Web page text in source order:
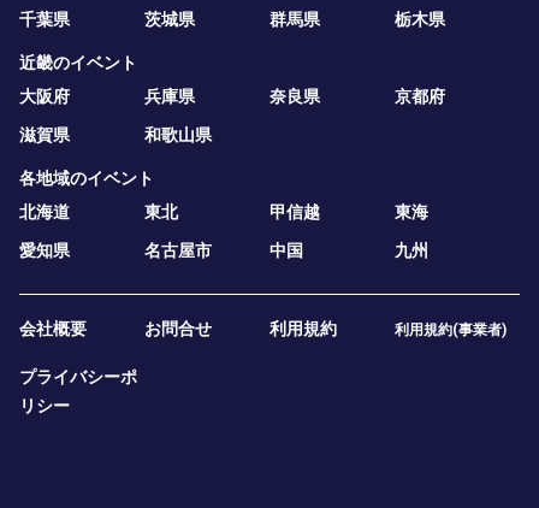
千葉県
茨城県 群馬県 栃木県
近畿のイベント
大阪府
兵庫県 奈良県
京都府
滋賀県
和歌山県
各地域のイベント
北海道
東北 甲信越
東海
愛知県
名古屋市 中国 九州
会社概要 お問合せ 利用規約 利用規約(事業者)
プライバシーポ
リシー